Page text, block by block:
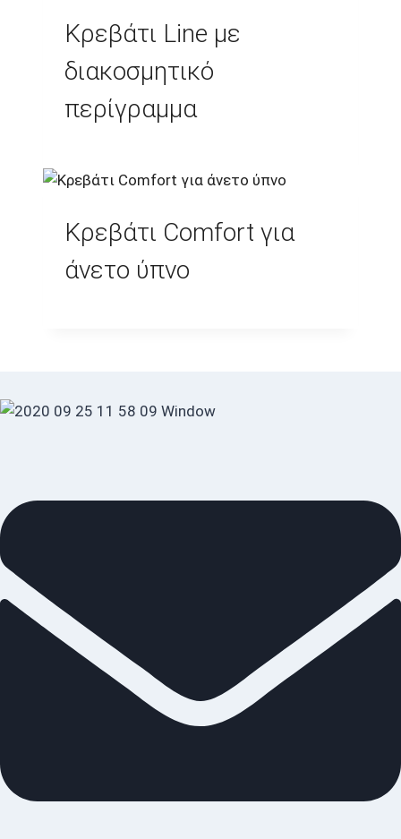
Κρεβάτι Line με
διακοσμητικό
περίγραμμα
Κρεβάτι Comfort για
άνετο ύπνο